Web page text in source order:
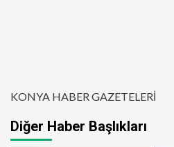
KONYA HABER GAZETELERİ
Diğer Haber Başlıkları